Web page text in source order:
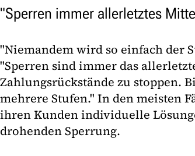
"Sperren immer allerletztes
"Niemandem wird so einfach der
"Sperren sind immer das
Zahlungsrückstände zu stoppen.
mehrere Stufen." In den meisten
ihren Kunden individuelle
drohenden Sperrung.